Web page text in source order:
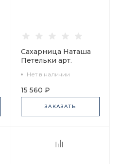
Сахарница Наташа
Петельки арт.
Нет в наличии
15 560 ₽
ЗАКАЗАТЬ